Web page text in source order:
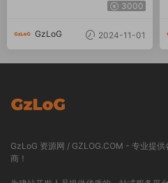
3000
GzLoG 2024-11-01
GzLoG 资源网 / GZLOG.COM - 专业提
商！